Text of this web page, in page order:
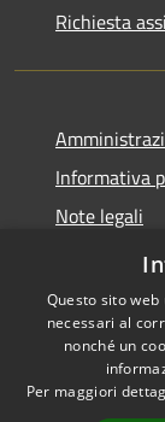
Richiesta
Informativa
Note legali
Accessibilità
Questo sito
necessari al
nonché un
Per maggiori